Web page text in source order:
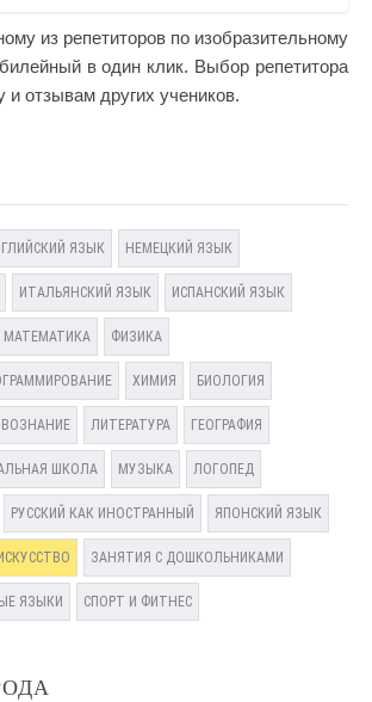
из репетиторов по изобразительному
в один клик. Выбор репетитора
и отзывам других учеников.
ЯЗЫК НЕМЕЦКИЙ ЯЗЫК
ИТАЛЬЯНСКИЙ ЯЗЫК ИСПАНСКИЙ ЯЗЫК
МАТЕМАТИКА ФИЗИКА
ХИМИЯ БИОЛОГИЯ
ЛИТЕРАТУРА ГЕОГРАФИЯ
ШКОЛА МУЗЫКА ЛОГОПЕД
РУССКИЙ КАК ИНОСТРАННЫЙ ЯПОНСКИЙ ЯЗЫК
ЗАНЯТИЯ С ДОШКОЛЬНИКАМИ
ЯЗЫКИ СПОРТ И ФИТНЕС